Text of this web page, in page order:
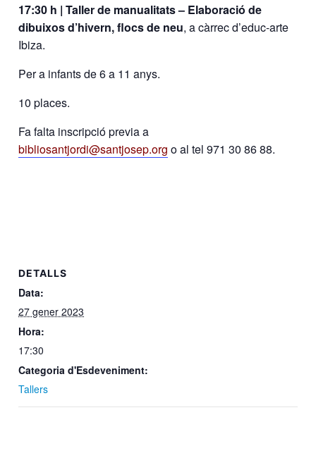
17:30 h | Taller de manualitats – Elaboració de
dibuixos d’hivern, flocs de neu, a càrrec d’educ-arte
Ibiza.
Per a infants de 6 a 11 anys.
10 places.
Fa falta inscripció previa a
bibliosantjordi@santjosep.org o al tel 971 30 86 88.
DETALLS
Data:
27 gener 2023
Hora:
17:30
Categoria d'Esdeveniment:
Tallers